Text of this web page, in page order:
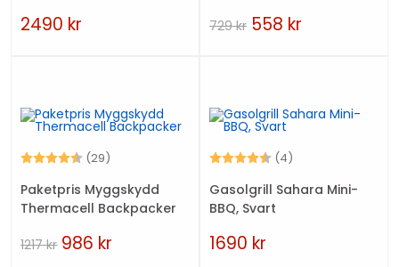
2490 kr 729kr 558 kr
Betyg: (29)
4.6 utav 5 stjärnor
Paketpris Myggskydd
Thermacell Backpacker
1217kr 986 kr
Betyg: (4)
Gasolgrill Sahara Mini-
BBQ, Svart
1690 kr